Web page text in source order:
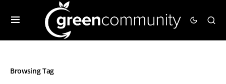
Browsing Tag